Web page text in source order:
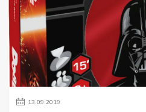
13.09.2019